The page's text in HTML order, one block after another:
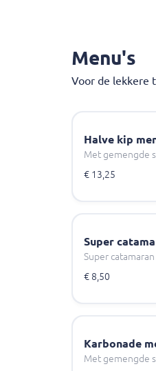
Menu's
Voor de lekkere
Halve kip
Met gemengde
€ 13,25
Super
Super
€ 8,50
Karbonade
Met gemengde